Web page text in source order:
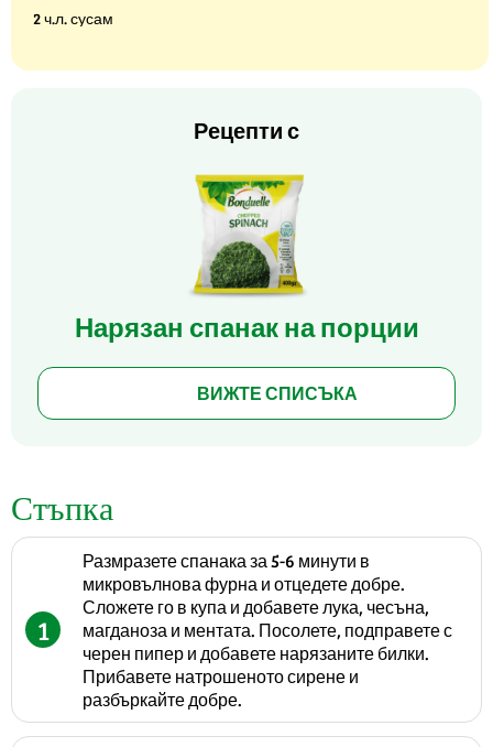
2 ч.л. сусам
Рецепти с
Нарязан спанак на порции
ВИЖТЕ СПИСЪКА
Стъпка
1
Размразете спанака за 5-6 минути в
микровълнова фурна и отцедете добре.
Сложете го в купа и добавете лука, чесъна,
магданоза и ментата. Посолете, подправете с
черен пипер и добавете нарязаните билки.
Прибавете натрошеното сирене и
разбъркайте добре.